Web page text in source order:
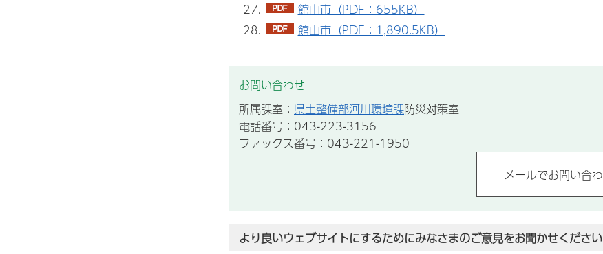
館山市（PDF：655KB）
館山市（PDF：1,890.5KB）
お問い合わせ
所属課室： 県土整備部河川環境課防災対策室
電話番号：043-223-3156
ファックス番号：043-221-1950
より良いウェブサイトにするためにみなさまのご意見をお聞かせください